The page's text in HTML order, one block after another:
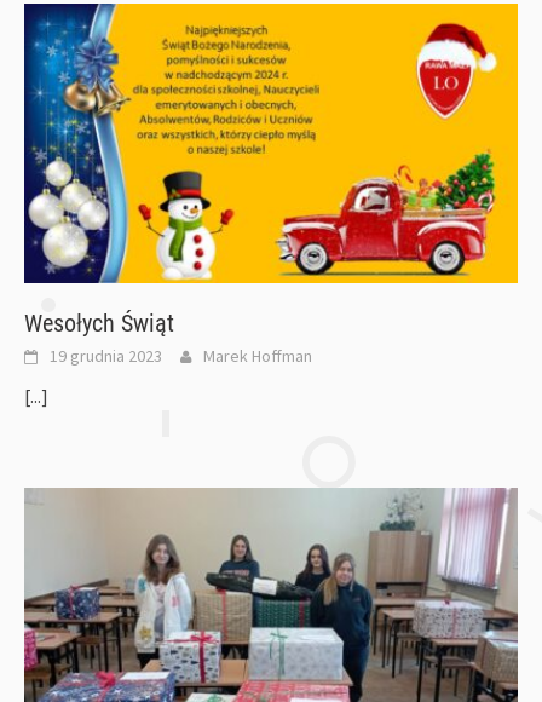
Wesołych Świąt
19 grudnia 2023 Marek Hoffman
[...]